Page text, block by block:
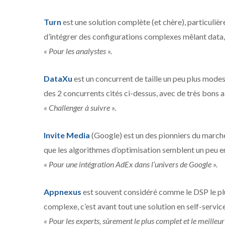
Turn est une solution complète (et chère),
d’intégrer des configurations complexes mêlant
« Pour les analystes ».
DataXu est un concurrent de taille un peu plus
des 2 concurrents cités ci-dessus, avec de très bons
« Challenger à suivre ».
Invite Media (Google) est un des pionniers du
que les algorithmes d’optimisation semblent un peu
« Pour une intégration AdEx dans l’univers de Google ».
Appnexus est souvent considéré comme le DSP le
complexe, c’est avant tout une solution en self-
« Pour les experts, sûrement le plus complet et le